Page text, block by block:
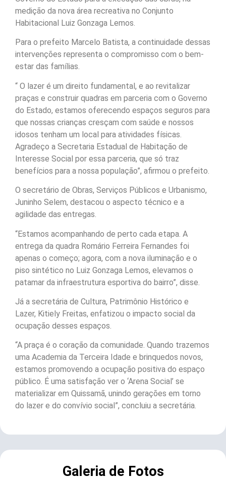
medição da nova área recreativa no Conjunto
Habitacional Luiz Gonzaga Lemos.
Para o prefeito Marcelo Batista, a continuidade dessas
intervenções representa o compromisso com o bem-
estar das famílias.
“ O lazer é um direito fundamental, e ao revitalizar
praças e construir quadras em parceria com o Governo
do Estado, estamos oferecendo espaços seguros para
que nossas crianças cresçam com saúde e nossos
idosos tenham um local para atividades físicas.
Agradeço a Secretaria Estadual de Habitação de
Interesse Social por essa parceria, que só traz
benefícios para a nossa população”, afirmou o prefeito.
O secretário de Obras, Serviços Públicos e Urbanismo,
Juninho Selem, destacou o aspecto técnico e a
agilidade das entregas.
“Estamos acompanhando de perto cada etapa. A
entrega da quadra Romário Ferreira Fernandes foi
apenas o começo; agora, com a nova iluminação e o
piso sintético no Luiz Gonzaga Lemos, elevamos o
patamar da infraestrutura esportiva do bairro”, disse.
Já a secretária de Cultura, Patrimônio Histórico e
Lazer, Kitiely Freitas, enfatizou o impacto social da
ocupação desses espaços.
“A praça é o coração da comunidade. Quando trazemos
uma Academia da Terceira Idade e brinquedos novos,
estamos promovendo a ocupação positiva do espaço
público. É uma satisfação ver o ‘Arena Social’ se
materializar em Quissamã, unindo gerações em torno
do lazer e do convívio social”, concluiu a secretária.
Galeria de Fotos